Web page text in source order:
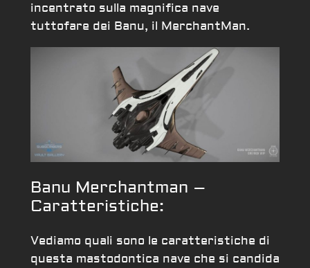
incentrato sulla magnifica nave
tuttofare dei Banu, il MerchantMan.
Banu Merchantman –
Caratteristiche:
Vediamo quali sono le caratteristiche di
questa mastodontica nave che si candida